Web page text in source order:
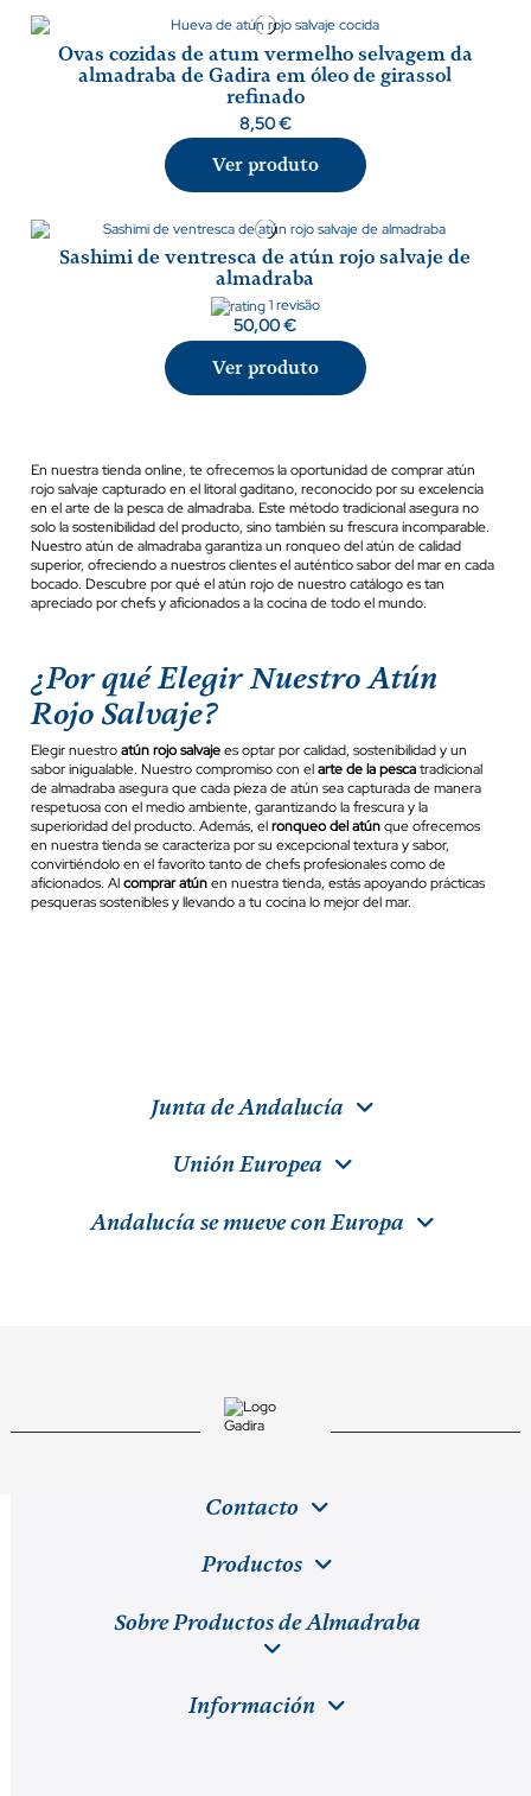
Ovas cozidas de atum vermelho selvagem da
almadraba de Gadira em óleo de girassol
refinado
8,50 €
Ver produto
Sashimi de ventresca de atún rojo salvaje de
almadraba
1 revisão
50,00 €
Ver produto
En nuestra tienda online, te ofrecemos la oportunidad de comprar atún
rojo salvaje capturado en el litoral gaditano, reconocido por su excelencia
en el arte de la pesca de almadraba. Este método tradicional asegura no
solo la sostenibilidad del producto, sino también su frescura incomparable.
Nuestro atún de almadraba garantiza un ronqueo del atún de calidad
superior, ofreciendo a nuestros clientes el auténtico sabor del mar en cada
bocado. Descubre por qué el atún rojo de nuestro catálogo es tan
apreciado por chefs y aficionados a la cocina de todo el mundo.
¿Por qué Elegir Nuestro Atún
Rojo Salvaje?
Elegir nuestroatún rojo salvajees optar por calidad, sostenibilidad y un
sabor inigualable. Nuestro compromiso con elarte de la pescatradicional
de almadraba asegura que cada pieza de atún sea capturada de manera
respetuosa con el medio ambiente, garantizando la frescura y la
superioridad del producto. Además, elronqueo del atúnque ofrecemos
en nuestra tienda se caracteriza por su excepcional textura y sabor,
convirtiéndolo en el favorito tanto de chefs profesionales como de
aficionados. Alcomprar atúnen nuestra tienda, estás apoyando prácticas
pesqueras sostenibles y llevando a tu cocina lo mejor del mar.
Junta de Andalucía
Unión Europea
Andalucía se mueve con Europa
Contacto
Productos
Sobre Productos de Almadraba
Información